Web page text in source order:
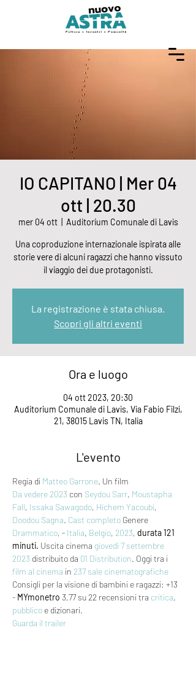
IO CAPITANO | Mer 04
ott | 20.30
mer 04 ott
  |
Auditorium Comunale di Lavis
Una coproduzione internazionale ispirata alle
storie vere di alcuni ragazzi che hanno vissuto
il viaggio dei due protagonisti.
La registrazione è stata chiusa.
Scopri gli altri eventi
Ora e luogo
04 ott 2023, 20:30
Auditorium Comunale di Lavis, Via Fabio Filzi,
21, 38015 Lavis TN, Italia
L'evento
Regia di Matteo Garrone. Un film
Da vedere 2023 con Seydou Sarr, Moustapha
Fall, Issaka Sawagodo, Hichem Yacoubi,
Doodou Sagna. Cast completo Genere
Drammatico, - Italia, Belgio, 2023, durata 121
minuti. Uscita cinema giovedì 7 settembre
2023 distribuito da 01 Distribution. Oggi tra i
film al cinema in 237 sale cinematografiche
Consigli per la visione di bambini e ragazzi: +13
- MYmonetro 3,77 su 22 recensioni tra critica,
pubblico e dizionari.
Guarda il trailer